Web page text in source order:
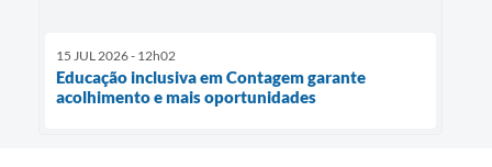
15 JUL 2026 - 12h02
Educação inclusiva em Contagem garante
acolhimento e mais oportunidades